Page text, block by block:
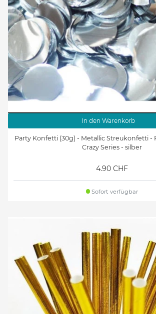
In den Warenkorb
Party Konfetti (30g) - Metallic Streukonfetti -
Crazy Series - silber
4.90 CHF
Sofort verfügbar